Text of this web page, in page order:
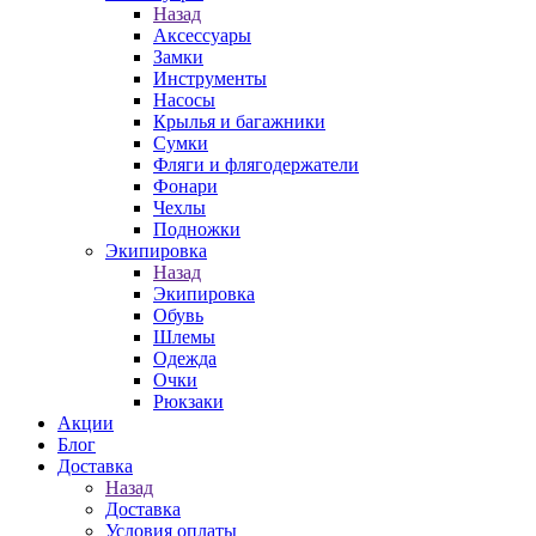
Назад
Аксессуары
Замки
Инструменты
Насосы
Крылья и багажники
Сумки
Фляги и флягодержатели
Фонари
Чехлы
Подножки
Экипировка
Назад
Экипировка
Обувь
Шлемы
Одежда
Очки
Рюкзаки
Акции
Блог
Доставка
Назад
Доставка
Условия оплаты